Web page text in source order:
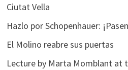
Ciutat Vella
Hazlo por Schopenhauer:
El Molino reabre sus puertas
Lecture by Marta Momblant at